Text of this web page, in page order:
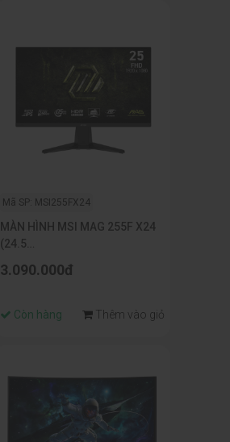
Mã SP: MSI255FX24
MÀN HÌNH MSI MAG 255F X24
(24.5
3.090.000đ
Còn hàng Thêm vào giỏ